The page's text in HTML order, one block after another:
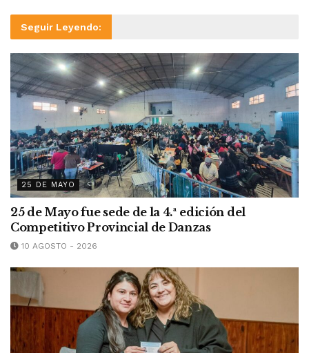
Seguir Leyendo:
25 DE MAYO
25 de Mayo fue sede de la 4.ª edición del
Competitivo Provincial de Danzas
10 AGOSTO - 2026